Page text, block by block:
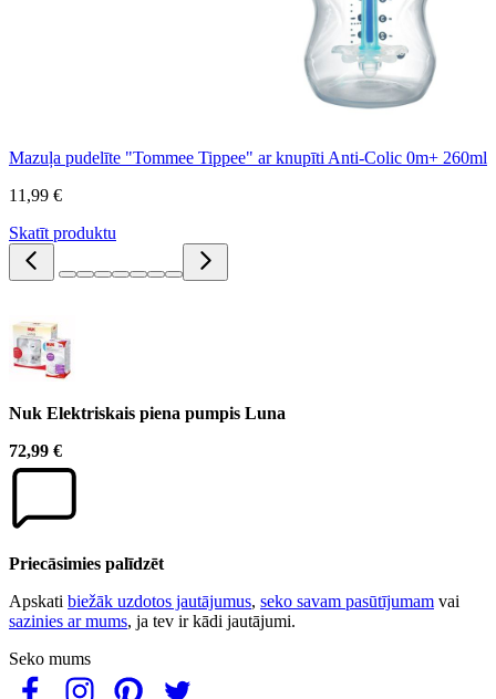
Mazuļa pudelīte "Tommee Tippee" ar knupīti Anti-Colic 0m+ 260ml
11,99 €
Skatīt produktu
Nuk Elektriskais piena pumpis Luna
72,99 €
Priecāsimies palīdzēt
Apskati biežāk uzdotos jautājumus, seko savam pasūtījumam vai
sazinies ar mums, ja tev ir kādi jautājumi.
Seko mums